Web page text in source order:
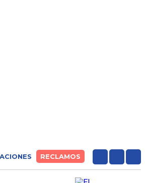
RECLAMOS